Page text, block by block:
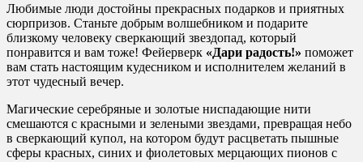
Любимые люди достойны прекрасных подарков и приятных
сюрпризов. Станьте добрым волшебником и подарите
близкому человеку сверкающий звездопад, который
понравится и вам тоже! Фейерверк «Дари радость!» поможет
вам стать настоящим кудесником и исполнителем желаний в
этот чудесный вечер.
Магические серебряные и золотые ниспадающие нити
смешаются с красными и зелеными звездами, превращая небо
в сверкающий купол, на котором будут расцветать пышные
сферы красных, синих и фиолетовых мерцающих пионов с